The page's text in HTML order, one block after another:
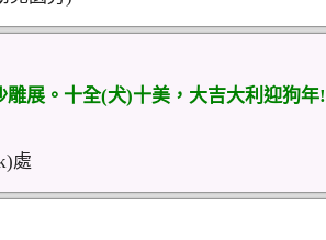
雕展。十全(犬)十美，大吉大利迎狗年!
處